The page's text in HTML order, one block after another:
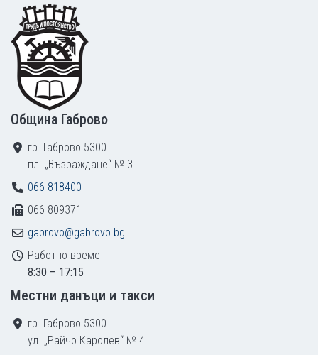
Footer
Община Габрово
гр. Габрово 5300
пл. „Възраждане“ № 3
066 818400
066 809371
gabrovo@gabrovo.bg
Работно време
8:30 – 17:15
Местни данъци и такси
гр. Габрово 5300
ул. „Райчо Каролев“ № 4